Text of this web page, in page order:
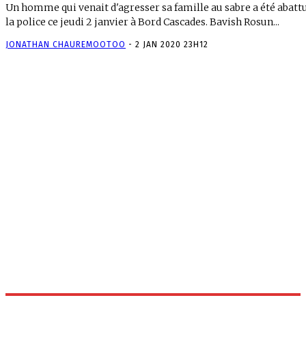
Un homme qui venait d'agresser sa famille au sabre a été
la police ce jeudi 2 janvier à Bord Cascades. Bavish Rosun...
JONATHAN CHAUREMOOTOO - 2 JAN 2020 23H12